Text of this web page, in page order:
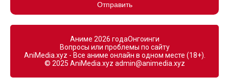
Отправить
Аниме 2026 годаОнгоинги
Вопросы или проблемы по сайту
AniMedia.xyz - Все аниме онлайн в одном месте (18+).
© 2025 AniMedia.xyz admin@animedia.xyz